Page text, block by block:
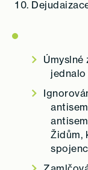
Úmyslné
Židům,